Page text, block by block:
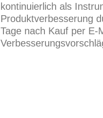
kontinuierlich als
Produktverbesserung
Tage nach Kauf per E-